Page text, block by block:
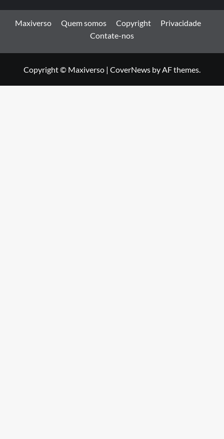
Maxiverso Quem somos Copyright
Privacidade
Contate-nos
Copyright © Maxiverso | CoverNews by AF themes.